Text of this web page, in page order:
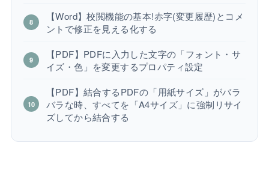
【Word】校閲機能の基本!赤字(変更履歴)とコメ
ントで修正を見える化する
【PDF】PDFに入力した文字の「フォント・サ
イズ・色」を変更するプロパティ設定
【PDF】結合するPDFの「用紙サイズ」がバラ
バラな時、すべてを「A4サイズ」に強制リサイ
ズしてから結合する